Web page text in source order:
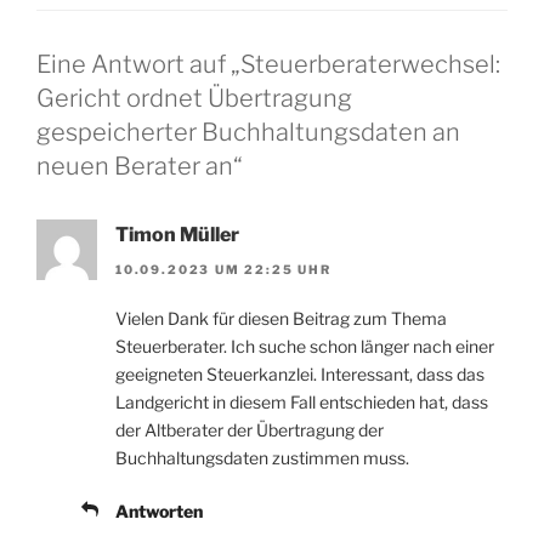
Eine Antwort auf „Steuerberaterwechsel:
Gericht ordnet Übertragung
gespeicherter Buchhaltungsdaten an
neuen Berater an“
Timon Müller
10.09.2023 UM 22:25 UHR
Vielen Dank für diesen Beitrag zum Thema
Steuerberater. Ich suche schon länger nach einer
geeigneten Steuerkanzlei. Interessant, dass das
Landgericht in diesem Fall entschieden hat, dass
der Altberater der Übertragung der
Buchhaltungsdaten zustimmen muss.
Antworten